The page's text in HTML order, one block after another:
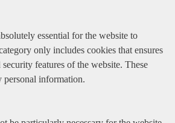
essential for the website to
only includes cookies that ensures
features of the website. These
personal information.